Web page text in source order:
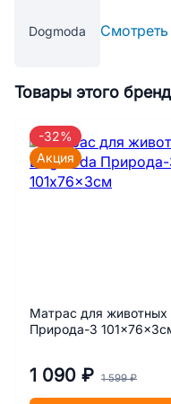
Dogmoda
Товары этого
Матрас для животных
Природа-3
1 090 ₽ 1 599 ₽
-32%
Акция